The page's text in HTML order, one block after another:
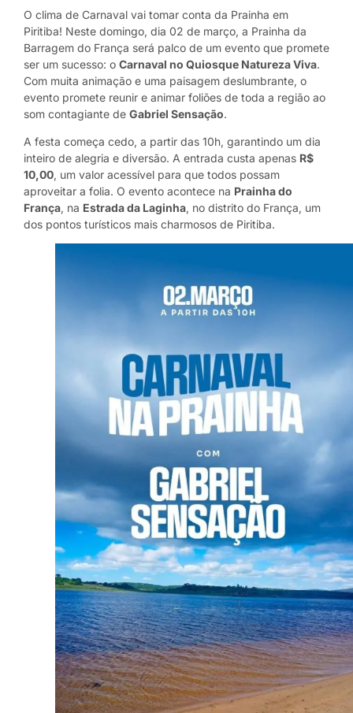
O clima de Carnaval vai tomar conta da Prainha em
Piritiba! Neste domingo, dia 02 de março, a Prainha da
Barragem do França será palco de um evento que promete
ser um sucesso: o Carnaval no Quiosque Natureza Viva.
Com muita animação e uma paisagem deslumbrante, o
evento promete reunir e animar foliões de toda a região ao
som contagiante de Gabriel Sensação.
A festa começa cedo, a partir das 10h, garantindo um dia
inteiro de alegria e diversão. A entrada custa apenas R$
10,00, um valor acessível para que todos possam
aproveitar a folia. O evento acontece na Prainha do
França, na Estrada da Laginha, no distrito do França, um
dos pontos turísticos mais charmosos de Piritiba.